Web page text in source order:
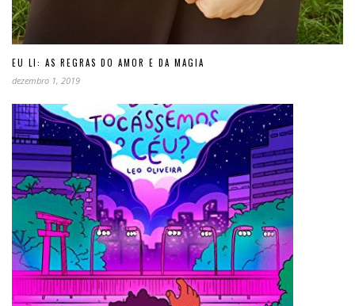
EU LI: AS REGRAS DO AMOR E DA MAGIA
dezembro 1, 2019